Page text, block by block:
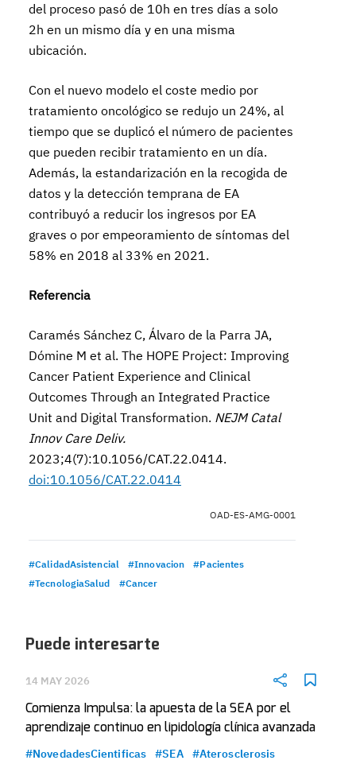
del proceso pasó de 10h en tres días a solo
2h en un mismo día y en una misma
ubicación.
Con el nuevo modelo el coste medio por
tratamiento oncológico se redujo un 24%, al
tiempo que se duplicó el número de pacientes
que pueden recibir tratamiento en un día.
Además, la estandarización en la recogida de
datos y la detección temprana de EA
contribuyó a reducir los ingresos por EA
graves o por empeoramiento de síntomas del
58% en 2018 al 33% en 2021.
Referencia
Caramés Sánchez C, Álvaro de la Parra JA,
Dómine M et al. The HOPE Project: Improving
Cancer Patient Experience and Clinical
Outcomes Through an Integrated Practice
Unit and Digital Transformation. NEJM Catal
Innov Care Deliv.
2023;4(7):10.1056/CAT.22.0414.
doi:10.1056/CAT.22.0414
OAD-ES-AMG-0001
#CalidadAsistencial #Innovacion
#Pacientes
#TecnologiaSalud
#Cancer
Puede interesarte
14 MAY 2026
Comienza Impulsa: la apuesta de la SEA por el
aprendizaje continuo en lipidología clínica avanzada
#NovedadesCientificas #SEA #Aterosclerosis